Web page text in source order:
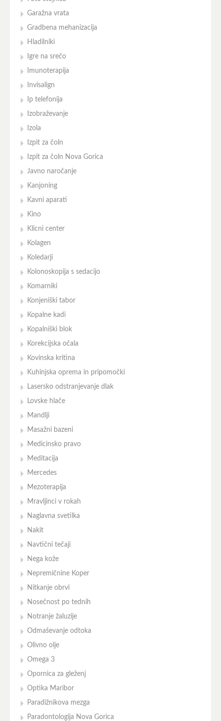
Garažna vrata
Gradbena mehanizacija
Hladilniki
Igre na srečo
Imunoterapija
Invisalign
Ip telefonija
Izobraževanje
Izola
Izpit za čoln
Izpit za čoln Nova Gorica
Javno naročanje
Kanjoning
Kavni aparati
Kino
Klicni center
Kolagen
Koledarji
Kolonoskopija s sedacijo
Komarniki
Konjeniški tabor
Kopalne kadi
Kopalniški blok
Korekcijska očala
Kovinska kritina
Kuhinjska oprema in pripomočki
Lasersko odstranjevanje dlak
Lovske hlače
Mandlji
Masažni bazeni
Medicinsko pravo
Meditacija
Mercedes
Mezoterapija
Mravljinci v rokah
Naglavna svetilka
Nakit
Navtični tečaji
Nega kože
Nepremičnine Koper
Nitkanje obrvi
Nosečnost po tednih
Notranje žaluzije
Odmaševanje odtoka
Olivno olje
Omega 3
Opornica za gleženj
Optika Maribor
Paradižnikova mezga
Paradontologija Nova Gorica